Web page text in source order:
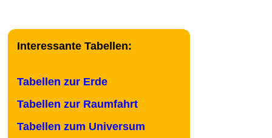
Interessante Tabellen:
Tabellen zur Erde
Tabellen zur Raumfahrt
Tabellen zum Universum